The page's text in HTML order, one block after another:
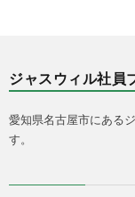
ジャスウィル社員
愛知県名古屋市にある
す。